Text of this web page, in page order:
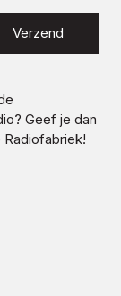
Verzend
? Geef je dan